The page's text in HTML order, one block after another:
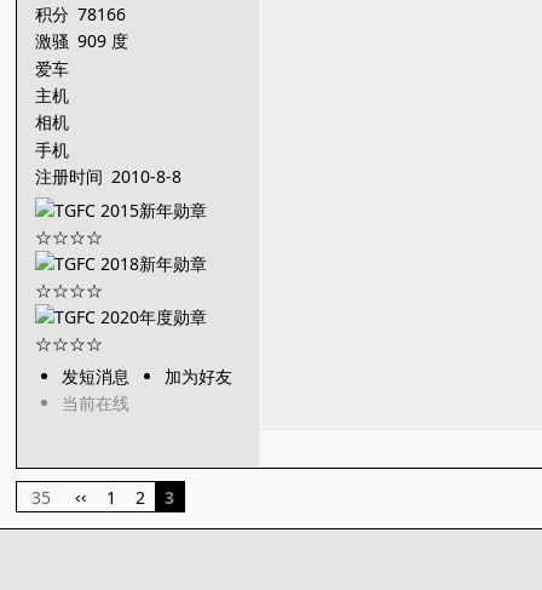
积分 78166
激骚 909 度
爱车
主机
相机
手机
注册时间 2010-8-8
发短消息
加为好友
当前在线
35 ‹‹ 1 2 3